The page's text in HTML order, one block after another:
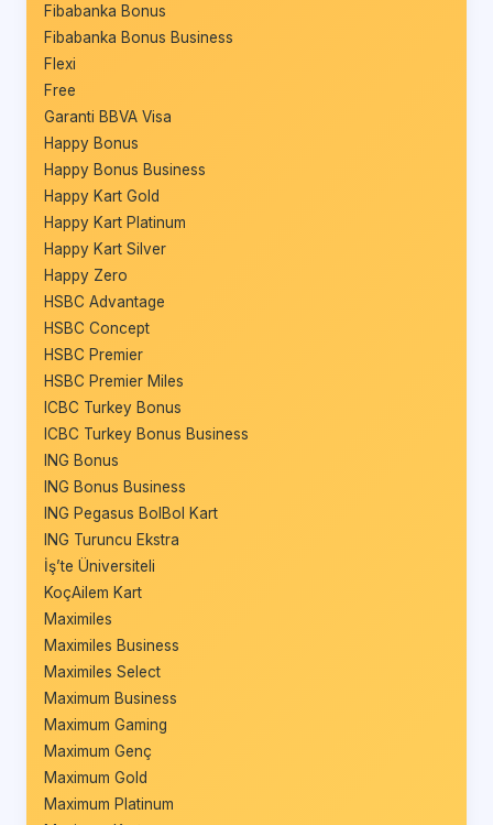
Fibabanka Bonus
Fibabanka Bonus Business
Flexi
Free
Garanti BBVA Visa
Happy Bonus
Happy Bonus Business
Happy Kart Gold
Happy Kart Platinum
Happy Kart Silver
Happy Zero
HSBC Advantage
HSBC Concept
HSBC Premier
HSBC Premier Miles
ICBC Turkey Bonus
ICBC Turkey Bonus Business
ING Bonus
ING Bonus Business
ING Pegasus BolBol Kart
ING Turuncu Ekstra
İş’te Üniversiteli
KoçAilem Kart
Maximiles
Maximiles Business
Maximiles Select
Maximum Business
Maximum Gaming
Maximum Genç
Maximum Gold
Maximum Platinum